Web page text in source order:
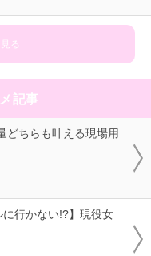
る
記事
どちらも叶える現場用
行かない!?】現役女